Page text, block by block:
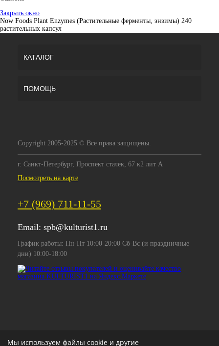
Закрыть окно
Now Foods Plant Enzymes (Растительные ферменты, энзимы) 240
растительных капсул
КАТАЛОГ
ПОМОЩЬ
Copyright 2005-2025 © Все права защищены.
г. Санкт-Петербург, Проспект стачек, 67 к2 лит А
Посмотреть на карте
+7 (969) 711-11-55
Email: spb@kulturist1.ru
График работы: Пн-Пт 10:00-20:00 Сб-Вс (и праздничные
дни) 10:00-18:00
Мы используем файлы cookie и другие